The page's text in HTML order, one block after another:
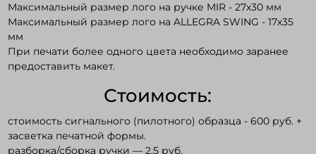
Максимальный размер лого на ручке MIR - 27х30 мм
Максимальный размер лого на ALLEGRA SWING - 17х35
мм
При печати более одного цвета необходимо заранее
предоставить макет.
Стоимость:
стоимость сигнального (пилотного) образца - 600 руб. +
засветка печатной формы.
разборка/сборка ручки — 2,5 руб.